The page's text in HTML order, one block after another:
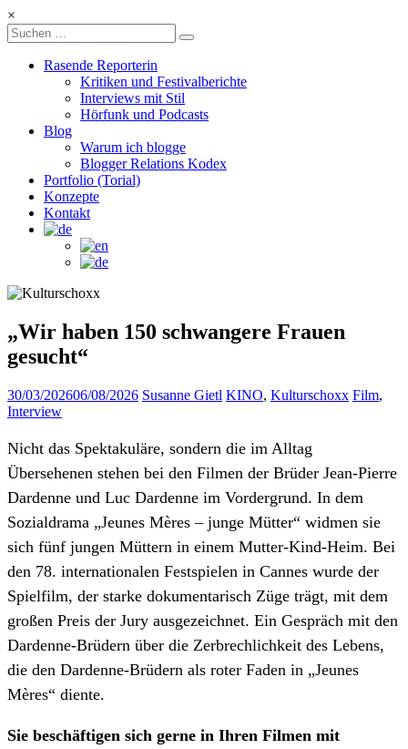
Zum
Inhalt
springen
Kulturschoxx
Let's
×
Rasende Reporterin
Kritiken und Festivalberichte
Interviews mit Stil
Hörfunk und Podcasts
Blog
Warum ich blogge
Blogger Relations Kodex
Portfolio (Torial)
Konzepte
Kontakt
„Wir haben 150 schwangere Frauen
gesucht“
30/03/202606/08/2026 Susanne Gietl KINO, Kulturschoxx Film,
Interview
Nicht das Spektakuläre, sondern die im Alltag
Übersehenen stehen bei den Filmen der Brüder Jean-Pierre
Dardenne und Luc Dardenne im Vordergrund. In dem
Sozialdrama „Jeunes Mères – junge Mütter“ widmen sie
sich fünf jungen Müttern in einem Mutter-Kind-Heim. Bei
den 78. internationalen Festspielen in Cannes wurde der
Spielfilm, der starke dokumentarisch Züge trägt, mit dem
großen Preis der Jury ausgezeichnet. Ein Gespräch mit den
Dardenne-Brüdern über die Zerbrechlichkeit des Lebens,
die den Dardenne-Brüdern als roter Faden in „Jeunes
Mères“ diente.
Sie beschäftigen sich gerne in Ihren Filmen mit